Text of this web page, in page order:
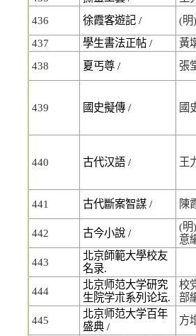
436
徐霞客遊記 /
(明
437
學生書法正帖 /
黃
438
夏丐尊 / 張
439 國史擬傳 / 國
440 古代汉語 / 王
441 古代斷案智謀 / 陳
442 古今小說 /
(明
意
443
北京師範大學校友
名录.
444
北京师范大学研究
生院学朮系列论坛.
校
部
445
北京师范大学百年
盛典 /
方